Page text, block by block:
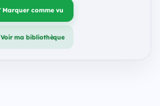
Marquer comme vu
Voir ma bibliothèque